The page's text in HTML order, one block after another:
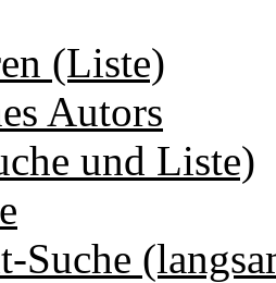
(Liste)
Autors
und Liste)
Suche